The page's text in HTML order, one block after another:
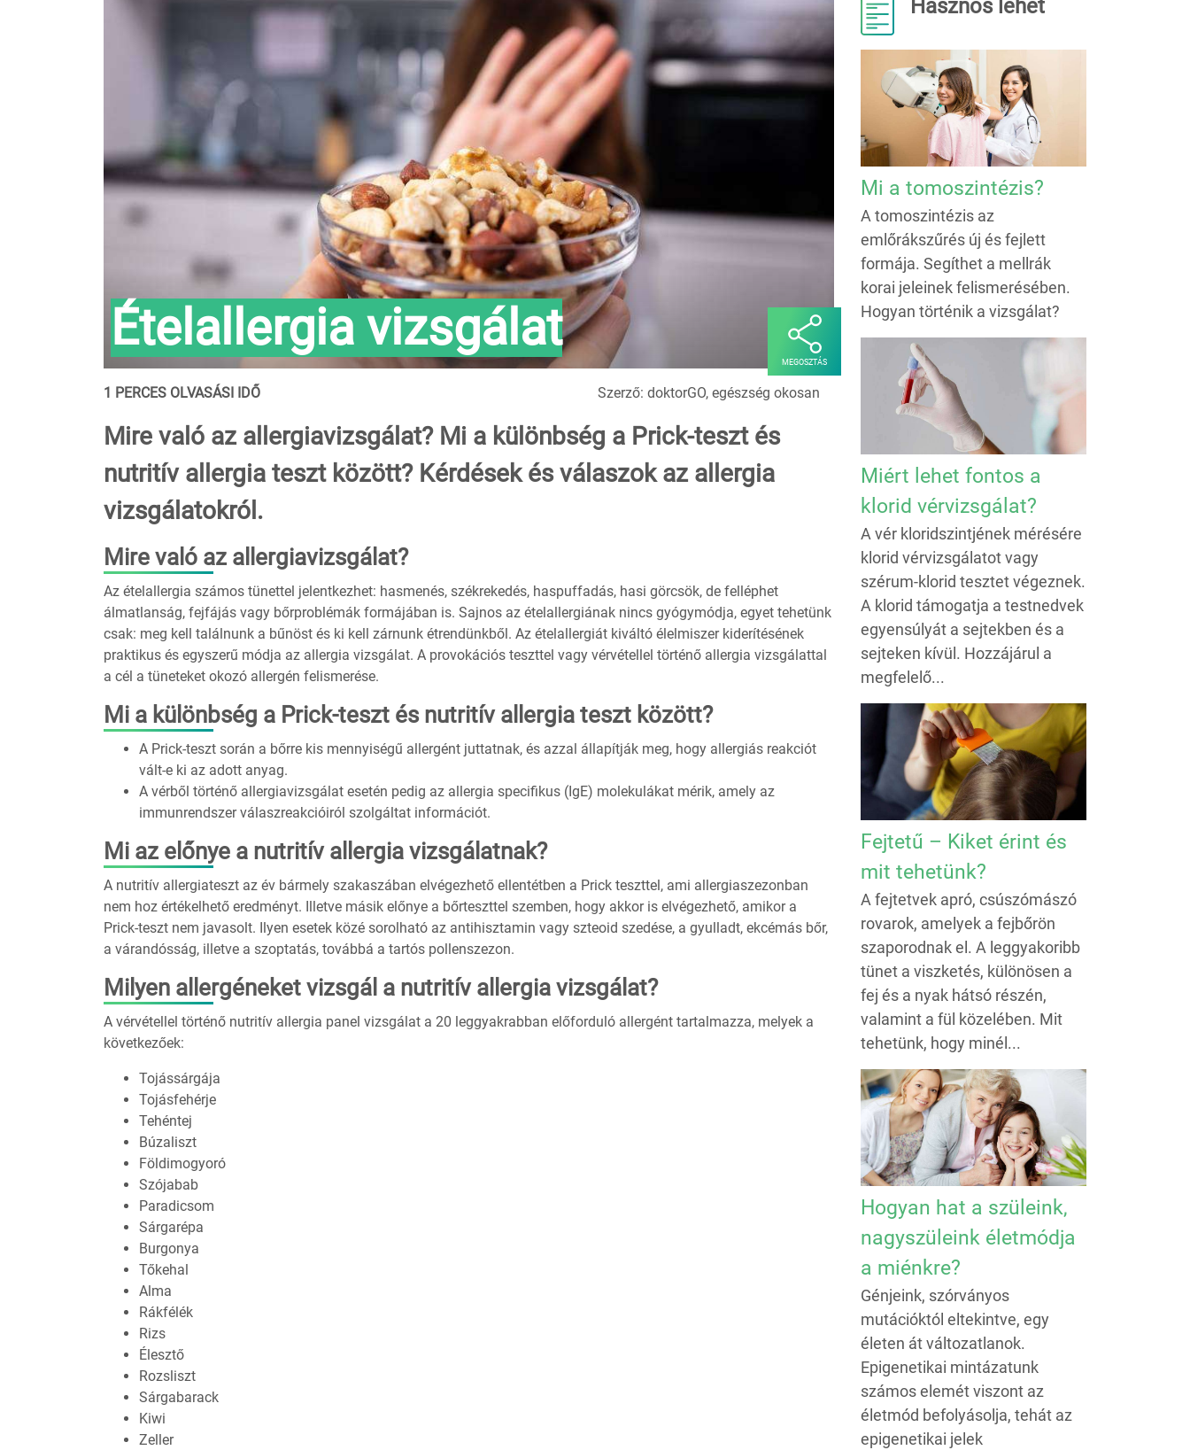
Ételallergia vizsgálat
MEGOSZTÁS
1 PERCES OLVASÁSI IDŐ Szerző: doktorGO, egészség okosan
Mire való az allergiavizsgálat? Mi a különbség a Prick-teszt és
nutritív allergia teszt között? Kérdések és válaszok az allergia
vizsgálatokról.
Mire való az allergiavizsgálat?
Az ételallergia számos tünettel jelentkezhet: hasmenés, székrekedés, haspuffadás, hasi görcsök, de felléphet
álmatlanság, fejfájás vagy bőrproblémák formájában is. Sajnos az ételallergiának nincs gyógymódja, egyet tehetünk
csak: meg kell találnunk a bűnöst és ki kell zárnunk étrendünkből. Az ételallergiát kiváltó élelmiszer kiderítésének
praktikus és egyszerű módja az allergia vizsgálat. A provokációs teszttel vagy vérvétellel történő allergia vizsgálattal
a cél a tüneteket okozó allergén felismerése.
Mi a különbség a Prick-teszt és nutritív allergia teszt között?
A Prick-teszt során a bőrre kis mennyiségű allergént juttatnak, és azzal állapítják meg, hogy allergiás reakciót
vált-e ki az adott anyag.
A vérből történő allergiavizsgálat esetén pedig az allergia specifikus (IgE) molekulákat mérik, amely az
immunrendszer válaszreakcióiról szolgáltat információt.
Mi az előnye a nutritív allergia vizsgálatnak?
A nutritív allergiateszt az év bármely szakaszában elvégezhető ellentétben a Prick teszttel, ami allergiaszezonban
nem hoz értékelhető eredményt. Illetve másik előnye a bőrteszttel szemben, hogy akkor is elvégezhető, amikor a
Prick-teszt nem javasolt. Ilyen esetek közé sorolható az antihisztamin vagy szteoid szedése, a gyulladt, ekcémás bőr,
a várandósság, illetve a szoptatás, továbbá a tartós pollenszezon.
Milyen allergéneket vizsgál a nutritív allergia vizsgálat?
A vérvétellel történő nutritív allergia panel vizsgálat a 20 leggyakrabban előforduló allergént tartalmazza, melyek a
következőek:
Tojássárgája
Tojásfehérje
Tehéntej
Búzaliszt
Földimogyoró
Szójabab
Paradicsom
Sárgarépa
Burgonya
Tőkehal
Alma
Rákfélék
Rizs
Élesztő
Rozsliszt
Sárgabarack
Kiwi
Zeller
Hasznos lehet
Mi a tomoszintézis?
A tomoszintézis az
emlőrákszűrés új és fejlett
formája. Segíthet a mellrák
korai jeleinek felismerésében.
Hogyan történik a vizsgálat?
Miért lehet fontos a
klorid vérvizsgálat?
A vér kloridszintjének mérésére
klorid vérvizsgálatot vagy
szérum-klorid tesztet végeznek.
A klorid támogatja a testnedvek
egyensúlyát a sejtekben és a
sejteken kívül. Hozzájárul a
megfelelő...
Fejtetű – Kiket érint és
mit tehetünk?
A fejtetvek apró, csúszómászó
rovarok, amelyek a fejbőrön
szaporodnak el. A leggyakoribb
tünet a viszketés, különösen a
fej és a nyak hátsó részén,
valamint a fül közelében. Mit
tehetünk, hogy minél...
Hogyan hat a szüleink,
nagyszüleink életmódja
a miénkre?
Génjeink, szórványos
mutációktól eltekintve, egy
életen át változatlanok.
Epigenetikai mintázatunk
számos elemét viszont az
életmód befolyásolja, tehát az
epigenetikai jelek